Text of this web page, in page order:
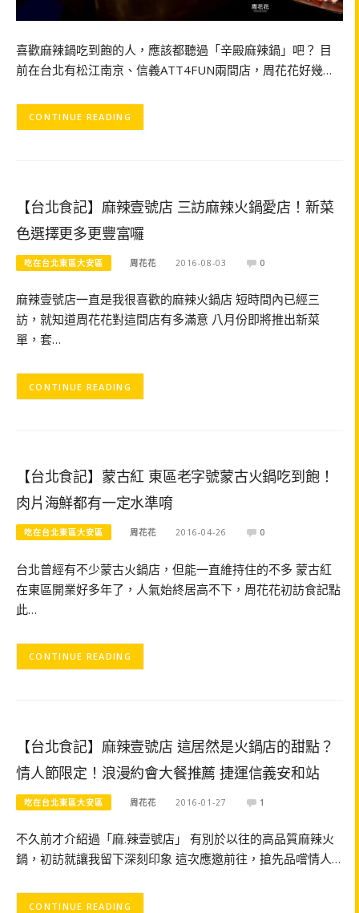
喜歡麻辣鍋吃到飽的人，應該都聽過「辛殿麻辣鍋」吧？ 目
前在台北有松江南京、信義ATT4FUN兩間店，周花花好幾…
CONTINUE READING
【台北食記】麻辣壹號店 三訪麻辣火鍋愛店！新菜
色選擇更多更豐富囉
吃在台北東區大安區 周花花 2016-08-03 0
麻辣壹號店一直是我很喜歡的麻辣火鍋店 短時間內已經三
訪，就知道周花花對這間店有多滿意 八月份即將推出新菜
單，套…
CONTINUE READING
【台北食記】蒙古紅 東區老字號蒙古火鍋吃到飽！
肉片海鮮都有一定水準唷
吃在台北東區大安區 周花花 2016-04-26 0
台北曾經有不少蒙古火鍋店，但能一直維持住的不多 蒙古紅
在東區開業好多年了，人氣始終居高不下，周花花初訪食記點
此…
CONTINUE READING
【台北食記】麻辣壹號店 這居然是火鍋店的甜點？
情人節限定！浪漫約會大餐推薦 捷運信義安和站
吃在台北東區大安區 周花花 2016-01-27 1
不久前才介紹過「麻.辣壹號店」 有別於以往的高品質麻辣火
鍋，初訪就讓我留下深刻印象 這次應邀前往，搶先品嚐情人…
CONTINUE READING